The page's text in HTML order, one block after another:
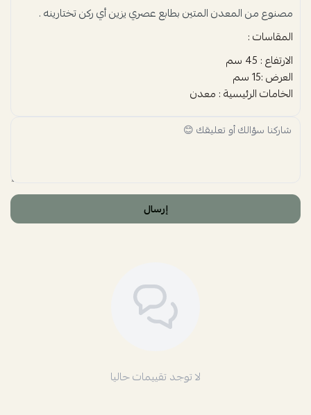
مصنوع من المعدن المتين بطابع عصري يزين أي ركن تختارينه .
المقاسات :
الارتفاع : 45 سم
العرض :15 سم
الخامات الرئيسية : معدن
إرسال
لا توجد تقييمات حاليا